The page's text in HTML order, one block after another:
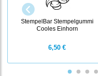
StempelBar Stempelgummi
Cooles Einhorn
6,50 €